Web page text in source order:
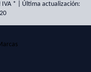
IVA * | Última actualización: